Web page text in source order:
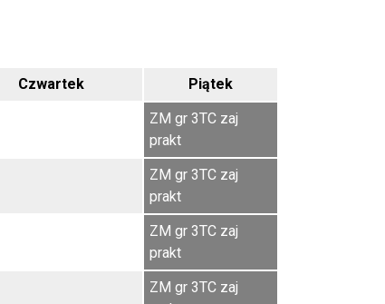
Czwartek Piątek
ZM gr 3TC zaj
prakt
ZM gr 3TC zaj
prakt
ZM gr 3TC zaj
prakt
ZM gr 3TC zaj